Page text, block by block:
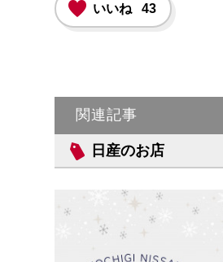
いいね 43
関連記事
日産のお店